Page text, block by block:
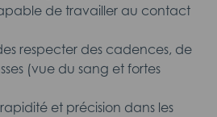
de travailler au contact
respecter des cadences, de
(vue du sang et fortes
et précision dans les